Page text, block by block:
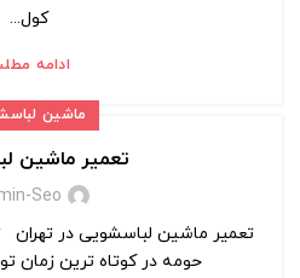
کول...
ادامه
ماشین
تعمیر ماشین
Seo
تعمیر ماشین لباسشویی در تهران
حومه در کوتاه ترین زمان